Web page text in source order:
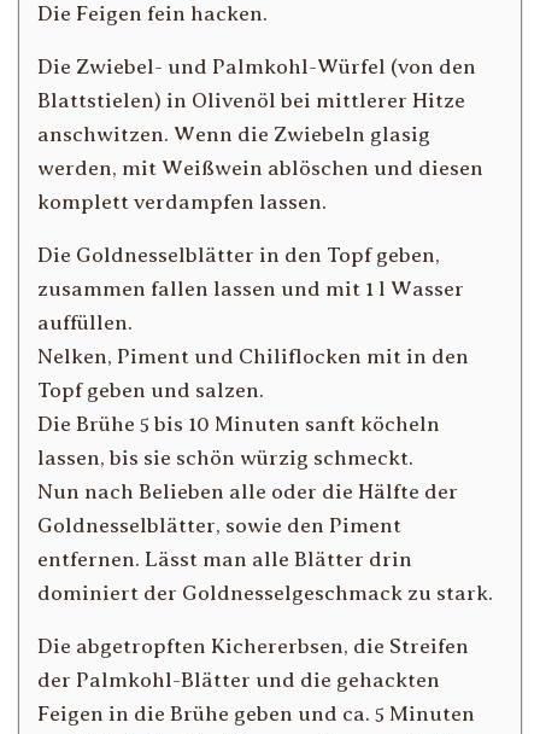
Die Feigen fein hacken.
Die Zwiebel- und Palmkohl-Würfel (von den
Blattstielen) in Olivenöl bei mittlerer Hitze
anschwitzen. Wenn die Zwiebeln glasig
werden, mit Weißwein ablöschen und diesen
komplett verdampfen lassen.
Die Goldnesselblätter in den Topf geben,
zusammen fallen lassen und mit 1 l Wasser
auffüllen.
Nelken, Piment und Chiliflocken mit in den
Topf geben und salzen.
Die Brühe 5 bis 10 Minuten sanft köcheln
lassen, bis sie schön würzig schmeckt.
Nun nach Belieben alle oder die Hälfte der
Goldnesselblätter, sowie den Piment
entfernen. Lässt man alle Blätter drin
dominiert der Goldnesselgeschmack zu stark.
Die abgetropften Kichererbsen, die Streifen
der Palmkohl-Blätter und die gehackten
Feigen in die Brühe geben und ca. 5 Minuten